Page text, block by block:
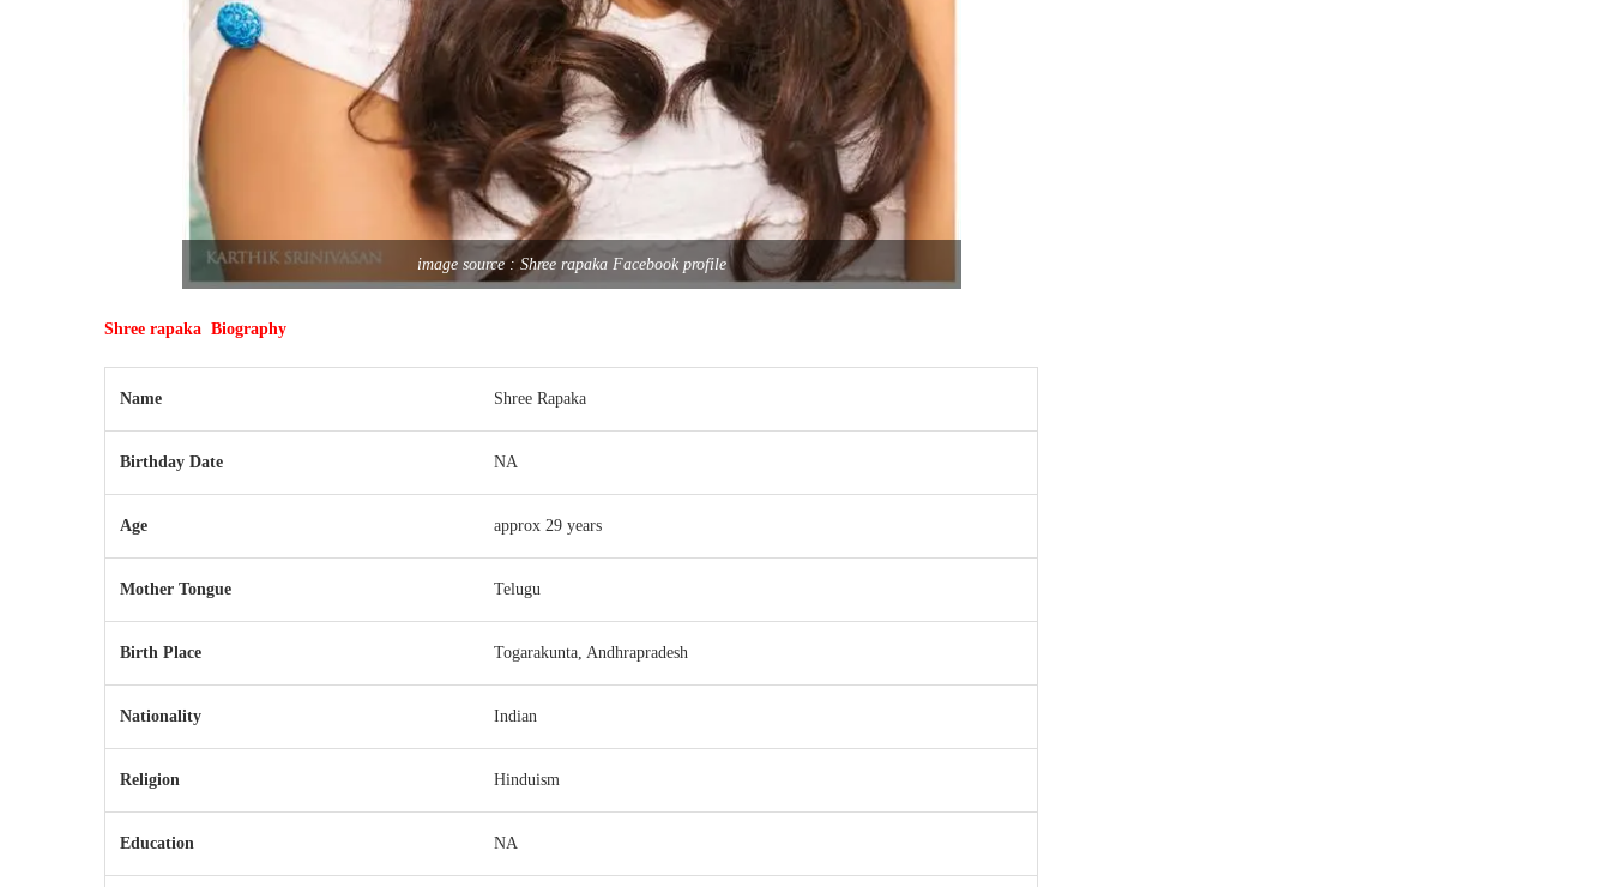
image source : Shree rapaka Facebook profile
Shree rapaka Biography
Name Shree Rapaka
Birthday Date NA
Age approx 29 years
Mother Tongue Telugu
Birth Place Togarakunta, Andhrapradesh
Nationality Indian
Religion Hinduism
Education NA